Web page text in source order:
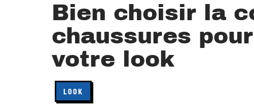
Bien choisir la
chaussures
votre look
LOOK